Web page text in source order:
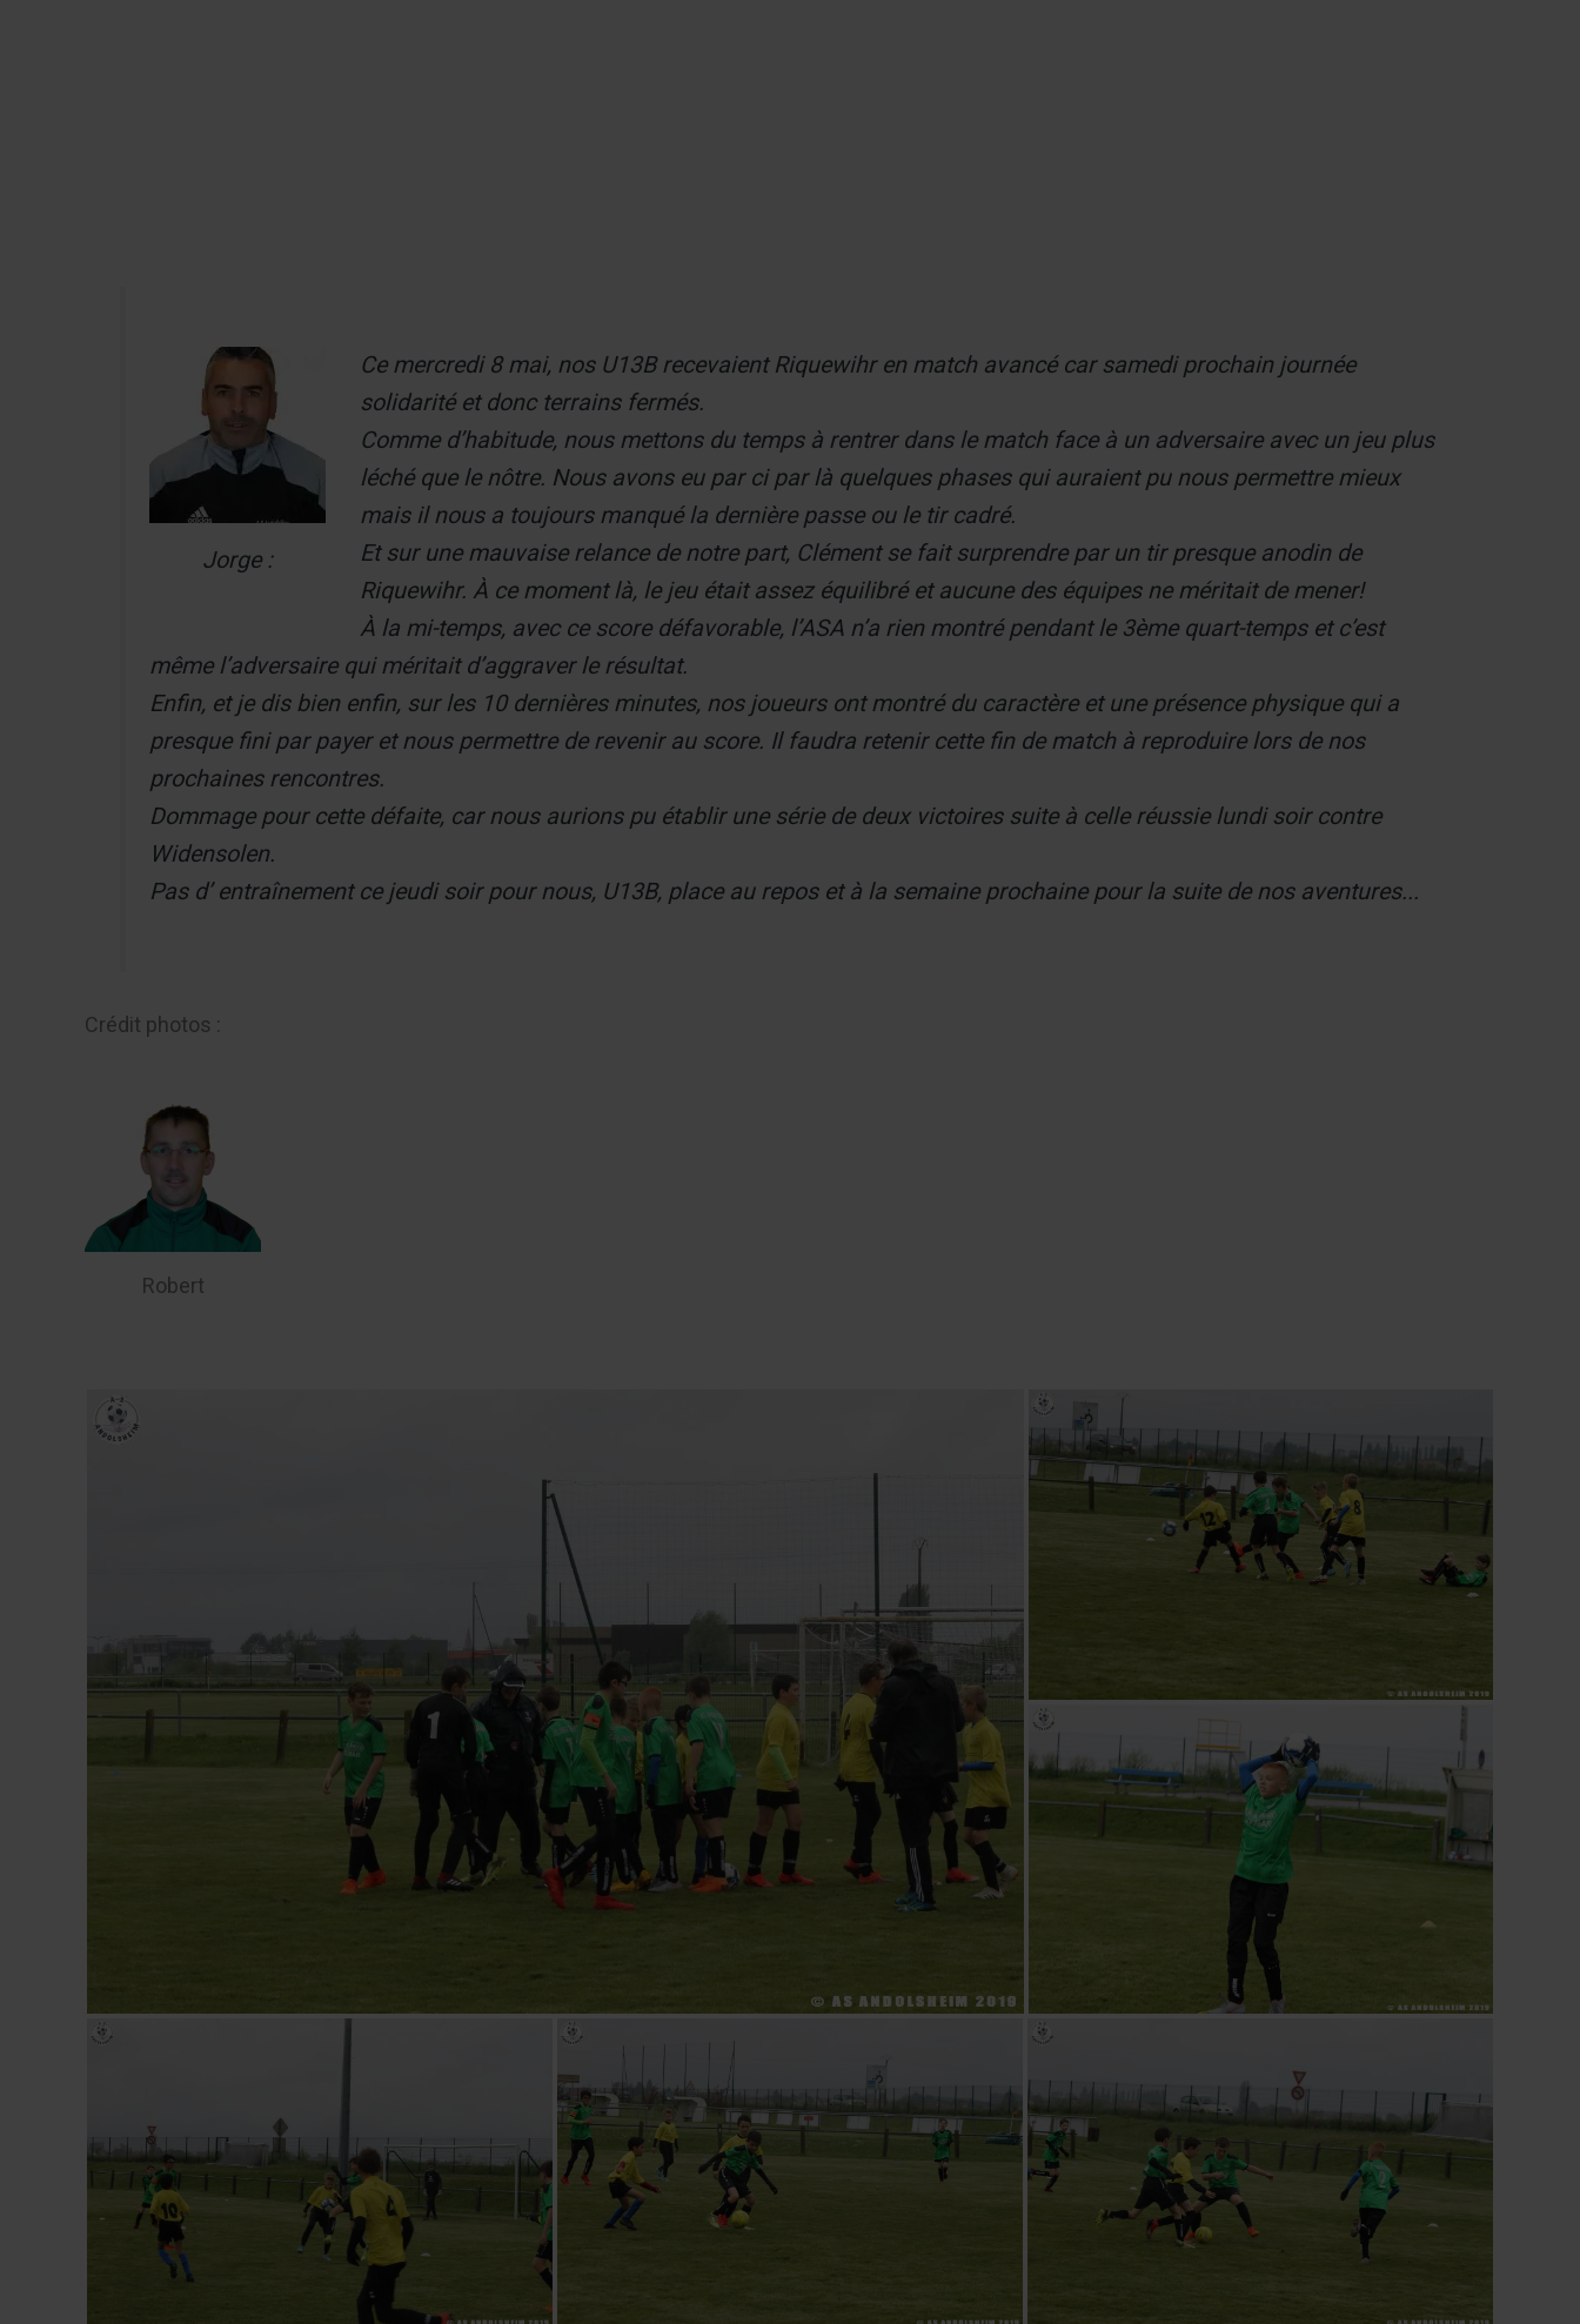
Jorge :
Ce mercredi 8 mai, nos U13B recevaient Riquewihr en match avancé car samedi prochain journée
solidarité et donc terrains fermés.
Comme d’habitude, nous mettons du temps à rentrer dans le match face à un adversaire avec un jeu plus
léché que le nôtre. Nous avons eu par ci par là quelques phases qui auraient pu nous permettre mieux
mais il nous a toujours manqué la dernière passe ou le tir cadré.
Et sur une mauvaise relance de notre part, Clément se fait surprendre par un tir presque anodin de
Riquewihr. À ce moment là, le jeu était assez équilibré et aucune des équipes ne méritait de mener!
À la mi-temps, avec ce score défavorable, l’ASA n’a rien montré pendant le 3ème quart-temps et c’est
même l’adversaire qui méritait d’aggraver le résultat.
Enfin, et je dis bien enfin, sur les 10 dernières minutes, nos joueurs ont montré du caractère et une présence physique qui a
presque fini par payer et nous permettre de revenir au score. Il faudra retenir cette fin de match à reproduire lors de nos
prochaines rencontres.
Dommage pour cette défaite, car nous aurions pu établir une série de deux victoires suite à celle réussie lundi soir contre
Widensolen.
Pas d’ entraînement ce jeudi soir pour nous, U13B, place au repos et à la semaine prochaine pour la suite de nos aventures...
Crédit photos :
Robert